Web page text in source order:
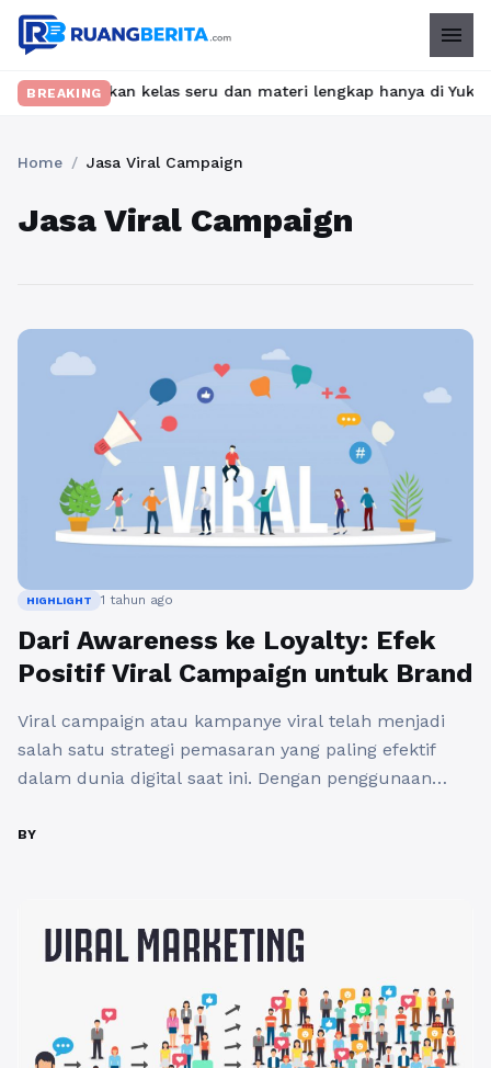
menu
BREAKINGkelas seru dan materi lengkap hanya di
Home / Jasa Viral Campaign
Jasa Viral Campaign
HIGHLIGHT 1 tahun ago
Dari Awareness ke Loyalty: Efek
Positif Viral Campaign untuk Brand
Viral campaign atau kampanye viral telah menjadi
salah satu strategi pemasaran yang paling efektif
dalam dunia digital saat ini. Dengan penggunaan
brand yang memanfaatkan jasa viral campaign untuk
pelanggan. Pada dasarnya, viral ...
BY